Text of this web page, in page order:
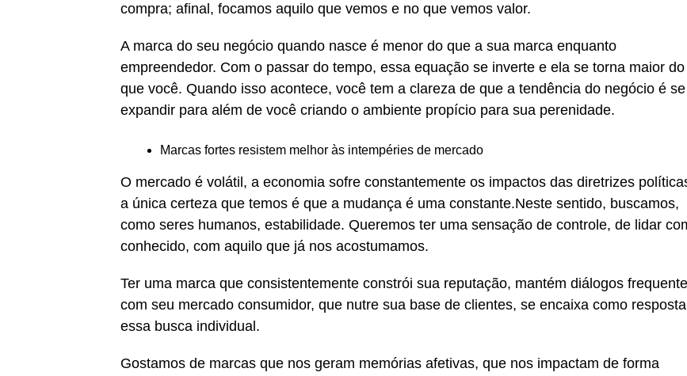
compra; afinal, focamos aquilo que vemos e no que vemos valor.
A marca do seu negócio quando nasce é menor do que a sua marca enquanto
empreendedor. Com o passar do tempo, essa equação se inverte e ela se torna maior do
que você. Quando isso acontece, você tem a clareza de que a tendência do negócio é se
expandir para além de você criando o ambiente propício para sua perenidade.
Marcas fortes resistem melhor às intempéries de mercado
O mercado é volátil, a economia sofre constantemente os impactos das diretrizes
a única certeza que temos é que a mudança é uma constante.Neste sentido, buscamos,
como seres humanos, estabilidade. Queremos ter uma sensação de controle, de lidar
conhecido, com aquilo que já nos acostumamos.
Ter uma marca que consistentemente constrói sua reputação, mantém diálogos
com seu mercado consumidor, que nutre sua base de clientes, se encaixa como
essa busca individual.
Gostamos de marcas que nos geram memórias afetivas, que nos impactam de forma